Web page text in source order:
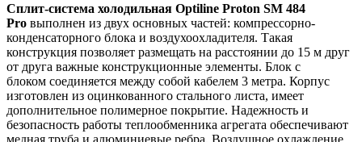
Сплит-система холодильная Optiline Proton SM 484
Pro выполнен из двух основных частей: компрессорно-
конденсаторного блока и воздухоохладителя. Такая
конструкция позволяет размещать на расстоянии до 15 м друг
от друга важные конструкционные элементы. Блок с
блоком соединяется между собой кабелем 3 метра. Корпус
изготовлен из оцинкованного стального листа, имеет
дополнительное полимерное покрытие. Надежность и
безопасность работы теплообменника агрегата обеспечивают
медная труба и алюминиевые ребра. Воздушное охлаждение